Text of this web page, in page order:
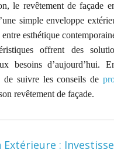
le revêtement de façade
simple enveloppe
esthétique
offrent des
besoins d’aujourd’hui.
de suivre les conseils de
revêtement de façade.
Extérieure :